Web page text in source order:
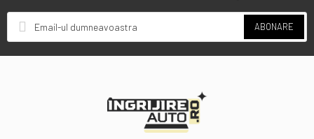
ABONARE